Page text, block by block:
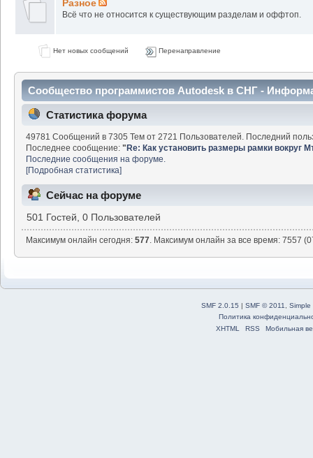
Разное
Всё что не относится к существующим разделам и оффтоп.
Нет новых сообщений Перенаправление
Сообщество программистов Autodesk в СНГ -
Статистика форума
49781 Сообщений в 7305 Тем от 2721 Пользователей. Последний
Последнее сообщение:"Re: Как установить размеры рамки вокруг
Последние сообщения на форуме.
[Подробная статистика]
Сейчас на форуме
501 Гостей, 0 Пользователей
Максимум онлайн сегодня:577. Максимум онлайн за все время: 7557
SMF 2.0.15 | SMF © 2011
Simple
Политика
XHTML
RSS Мобильная